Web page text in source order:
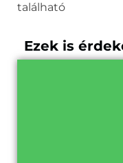
található
Ezek is